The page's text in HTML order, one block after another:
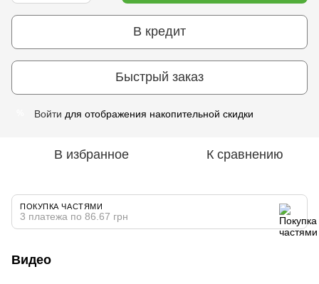
В кредит
Быстрый заказ
Войти для отображения накопительной скидки
В избранное К сравнению
ПОКУПКА ЧАСТЯМИ
3 платежа по 86.67 грн
Видео